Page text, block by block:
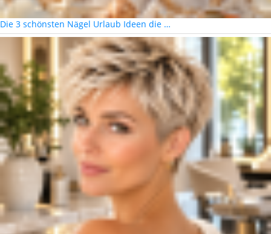
Die 3 schönsten Nägel Urlaub Ideen die …